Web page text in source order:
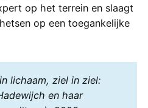
op het terrein en slaagt
op een toegankelijke
lichaam, ziel in ziel:
en haar